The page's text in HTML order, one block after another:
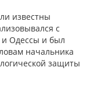
известны
с
и Одессы и был
начальника
защиты